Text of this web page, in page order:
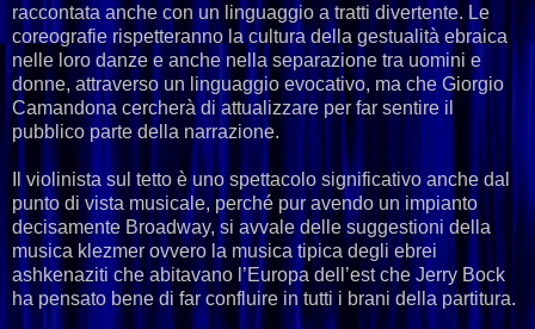
raccontata anche con un linguaggio a tratti divertente. Le
coreografie rispetteranno la cultura della gestualità ebraica
nelle loro danze e anche nella separazione tra uomini e
donne, attraverso un linguaggio evocativo, ma che Giorgio
Camandona cercherà di attualizzare per far sentire il
pubblico parte della narrazione.
Il violinista sul tetto è uno spettacolo significativo anche dal
punto di vista musicale, perché pur avendo un impianto
decisamente Broadway, si avvale delle suggestioni della
musica klezmer ovvero la musica tipica degli ebrei
ashkenaziti che abitavano l’Europa dell’est che Jerry Bock
ha pensato bene di far confluire in tutti i brani della partitura.